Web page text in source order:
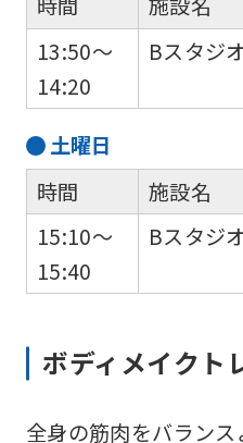
13:50～
14:20
Bスタジ
土曜日
時間
15:10～
15:40
施設名
Bスタジ
ボディメイクト
全身の筋肉をバランス